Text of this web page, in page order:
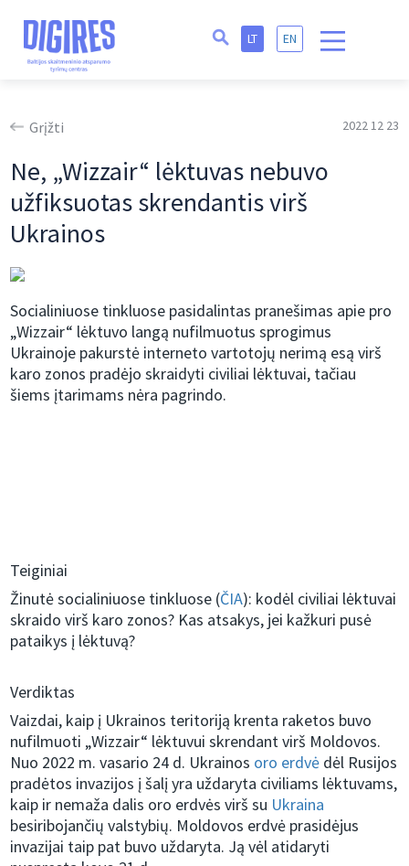
LT EN
Grįžti 2022 12 23
Ne, „Wizzair“ lėktuvas nebuvo
užfiksuotas skrendantis virš
Ukrainos
Socialiniuose tinkluose pasidalintas pranešimas apie pro
„Wizzair“ lėktuvo langą nufilmuotus sprogimus
Ukrainoje pakurstė interneto vartotojų nerimą esą virš
karo zonos pradėjo skraidyti civiliai lėktuvai, tačiau
šiems įtarimams nėra pagrindo.
Teiginiai
Žinutė socialiniuose tinkluose (ČIA): kodėl civiliai lėktuvai
skraido virš karo zonos? Kas atsakys, jei kažkuri pusė
pataikys į lėktuvą?
Verdiktas
Vaizdai, kaip į Ukrainos teritoriją krenta raketos buvo
nufilmuoti „Wizzair“ lėktuvui skrendant virš Moldovos.
Nuo 2022 m. vasario 24 d. Ukrainos oro erdvė dėl Rusijos
pradėtos invazijos į šalį yra uždaryta civiliams lėktuvams,
kaip ir nemaža dalis oro erdvės virš su Ukraina
besiribojančių valstybių. Moldovos erdvė prasidėjus
invazijai taip pat buvo uždaryta. Ją vėl atidaryti